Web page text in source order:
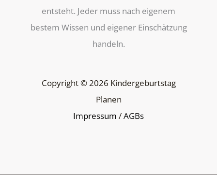
entsteht. Jeder muss nach eigenem
bestem Wissen und eigener Einschätzung
handeln.
Copyright © 2026 Kindergeburtstag
Planen
Impressum /AGBs